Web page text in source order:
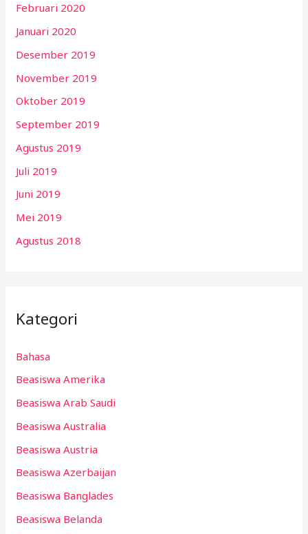
Februari 2020
Januari 2020
Desember 2019
November 2019
Oktober 2019
September 2019
Agustus 2019
Juli 2019
Juni 2019
Mei 2019
Agustus 2018
Kategori
Bahasa
Beasiswa Amerika
Beasiswa Arab Saudi
Beasiswa Australia
Beasiswa Austria
Beasiswa Azerbaijan
Beasiswa Banglades
Beasiswa Belanda